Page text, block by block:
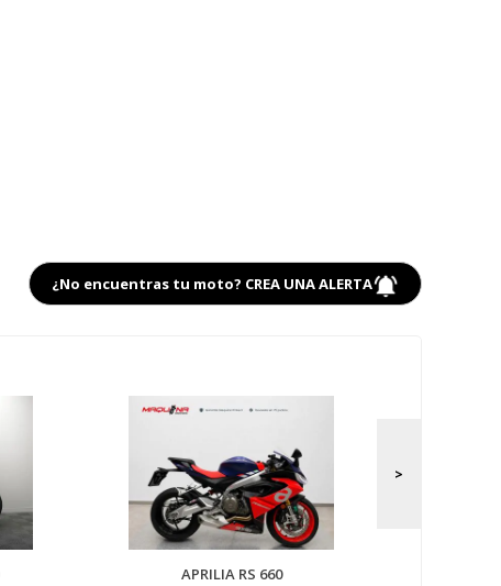
¿No encuentras tu moto? CREA UNA ALERTA
APRILIA RS 660